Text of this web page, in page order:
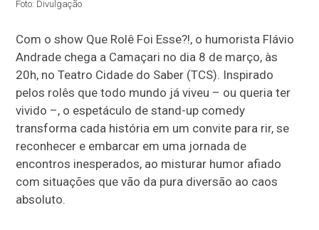
Foto: Divulgação
Com o show Que Rolê Foi Esse?!, o humorista Flávio
Andrade chega a Camaçari no dia 8 de março, às
20h, no Teatro Cidade do Saber (TCS). Inspirado
pelos rolês que todo mundo já viveu – ou queria ter
vivido –, o espetáculo de stand-up comedy
transforma cada história em um convite para rir, se
reconhecer e embarcar em uma jornada de
encontros inesperados, ao misturar humor afiado
com situações que vão da pura diversão ao caos
absoluto.